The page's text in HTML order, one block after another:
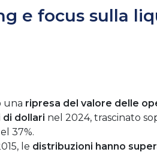
e focus sulla
una ripresa del valore delle
di dollari nel 2024, trascinato
37%.
le distribuzioni hanno